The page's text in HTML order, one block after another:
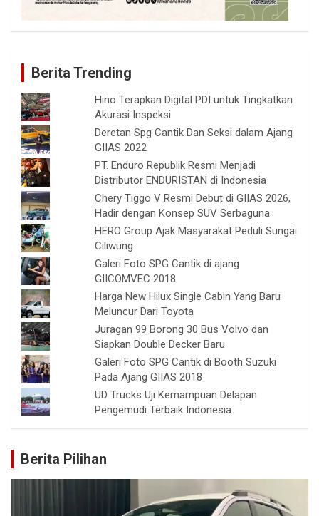
Berita Trending
Hino Terapkan Digital PDI untuk Tingkatkan
Akurasi Inspeksi
Deretan Spg Cantik Dan Seksi dalam Ajang
GIIAS 2022
PT. Enduro Republik Resmi Menjadi
Distributor ENDURISTAN di Indonesia
Chery Tiggo V Resmi Debut di GIIAS 2026,
Hadir dengan Konsep SUV Serbaguna
HERO Group Ajak Masyarakat Peduli Sungai
Ciliwung
Galeri Foto SPG Cantik di ajang
GIICOMVEC 2018
Harga New Hilux Single Cabin Yang Baru
Meluncur Dari Toyota
Juragan 99 Borong 30 Bus Volvo dan
Siapkan Double Decker Baru
Galeri Foto SPG Cantik di Booth Suzuki
Pada Ajang GIIAS 2018
UD Trucks Uji Kemampuan Delapan
Pengemudi Terbaik Indonesia
Berita Pilihan